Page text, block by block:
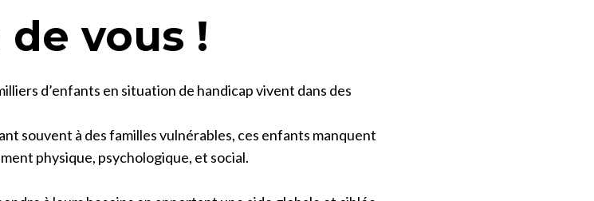
vous !
d’enfants en situation de handicap vivent dans des
souvent à des familles vulnérables, ces enfants manquent
physique, psychologique, et social.